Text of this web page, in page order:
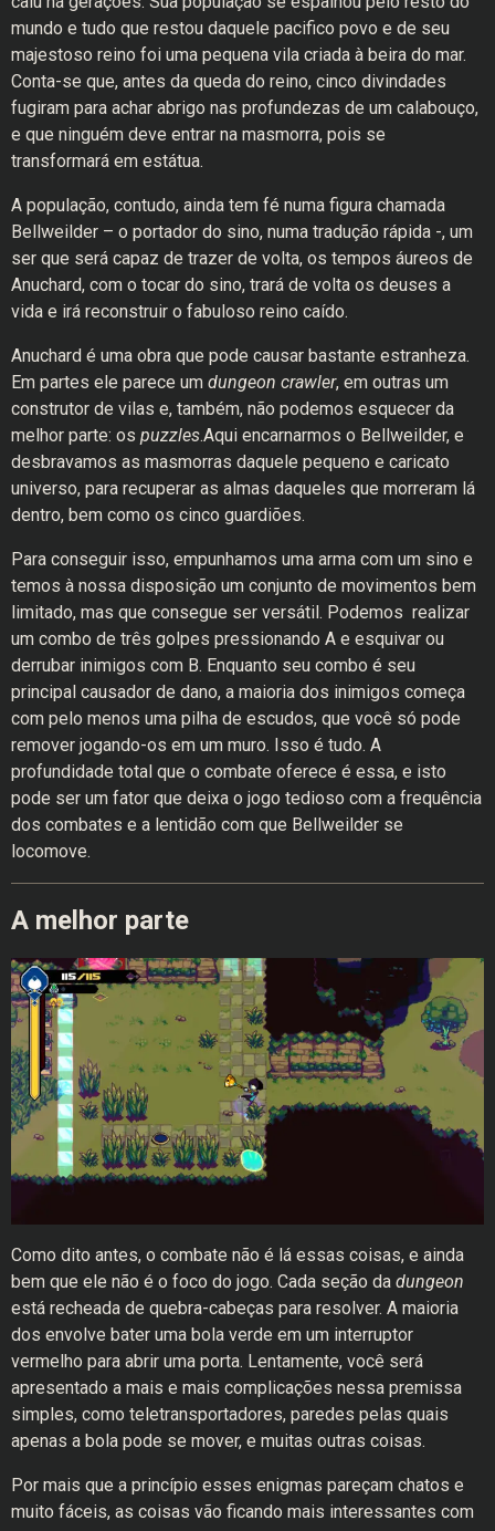
mundo e tudo que restou daquele pacifico povo e de seu
majestoso reino foi uma pequena vila criada à beira do mar.
Conta-se que, antes da queda do reino, cinco divindades
fugiram para achar abrigo nas profundezas de um calabouço,
e que ninguém deve entrar na masmorra, pois se
transformará em estátua.
A população, contudo, ainda tem fé numa figura chamada
Bellweilder – o portador do sino, numa tradução rápida -, um
ser que será capaz de trazer de volta, os tempos áureos de
Anuchard, com o tocar do sino, trará de volta os deuses a
vida e irá reconstruir o fabuloso reino caído.
Anuchard é uma obra que pode causar bastante estranheza.
Em partes ele parece um dungeon crawler, em outras um
construtor de vilas e, também, não podemos esquecer da
melhor parte: os puzzles.Aqui encarnarmos o Bellweilder, e
desbravamos as masmorras daquele pequeno e caricato
universo, para recuperar as almas daqueles que morreram lá
dentro, bem como os cinco guardiões.
Para conseguir isso, empunhamos uma arma com um sino e
temos à nossa disposição um conjunto de movimentos bem
limitado, mas que consegue ser versátil. Podemos realizar
um combo de três golpes pressionando A e esquivar ou
derrubar inimigos com B. Enquanto seu combo é seu
principal causador de dano, a maioria dos inimigos começa
com pelo menos uma pilha de escudos, que você só pode
remover jogando-os em um muro. Isso é tudo. A
profundidade total que o combate oferece é essa, e isto
pode ser um fator que deixa o jogo tedioso com a frequência
dos combates e a lentidão com que Bellweilder se
locomove.
A melhor parte
Como dito antes, o combate não é lá essas coisas, e ainda
bem que ele não é o foco do jogo. Cada seção da dungeon
está recheada de quebra-cabeças para resolver. A maioria
dos envolve bater uma bola verde em um interruptor
vermelho para abrir uma porta. Lentamente, você será
apresentado a mais e mais complicações nessa premissa
simples, como teletransportadores, paredes pelas quais
apenas a bola pode se mover, e muitas outras coisas.
Por mais que a princípio esses enigmas pareçam chatos e
muito fáceis, as coisas vão ficando mais interessantes com